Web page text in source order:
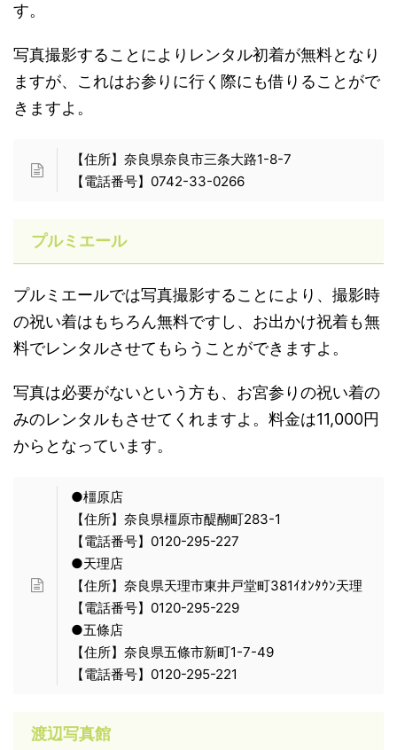
す。
写真撮影することによりレンタル初着が無料となり
ますが、これはお参りに行く際にも借りることがで
きますよ。
【住所】奈良県奈良市三条大路1-8-7
【電話番号】0742-33-0266
プルミエール
プルミエールでは写真撮影することにより、撮影時
の祝い着はもちろん無料ですし、お出かけ祝着も無
料でレンタルさせてもらうことができますよ。
写真は必要がないという方も、お宮参りの祝い着の
みのレンタルもさせてくれますよ。料金は11,000円
からとなっています。
●橿原店
【住所】奈良県橿原市醍醐町283-1
【電話番号】0120-295-227
●天理店
【住所】奈良県天理市東井戸堂町381ｲｵﾝﾀｳﾝ天理
【電話番号】0120-295-229
●五條店
【住所】奈良県五條市新町1-7-49
【電話番号】0120-295-221
渡辺写真館